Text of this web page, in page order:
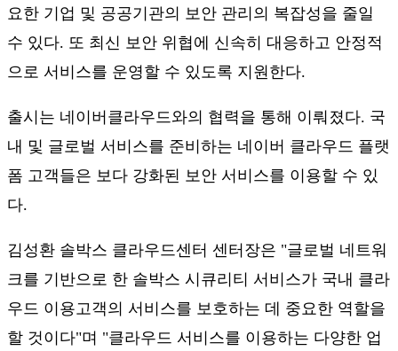
요한 기업 및 공공기관의 보안 관리의 복잡성을 줄일
수 있다. 또 최신 보안 위협에 신속히 대응하고 안정적
으로 서비스를 운영할 수 있도록 지원한다.
출시는 네이버클라우드와의 협력을 통해 이뤄졌다. 국
내 및 글로벌 서비스를 준비하는 네이버 클라우드 플랫
폼 고객들은 보다 강화된 보안 서비스를 이용할 수 있
다.
김성환 솔박스 클라우드센터 센터장은 "글로벌 네트워
크를 기반으로 한 솔박스 시큐리티 서비스가 국내 클라
우드 이용고객의 서비스를 보호하는 데 중요한 역할을
할 것이다"며 "클라우드 서비스를 이용하는 다양한 업